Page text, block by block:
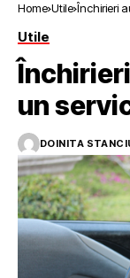
Home Utile Închirieri
Utile
un
DOINITA